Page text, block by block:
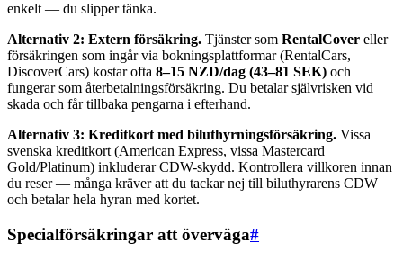
enkelt — du slipper tänka.
Alternativ 2: Extern försäkring. Tjänster som RentalCover eller
försäkringen som ingår via bokningsplattformar (RentalCars,
DiscoverCars) kostar ofta 8–15 NZD/dag (43–81 SEK) och
fungerar som återbetalningsförsäkring. Du betalar självrisken vid
skada och får tillbaka pengarna i efterhand.
Alternativ 3: Kreditkort med biluthyrningsförsäkring. Vissa
svenska kreditkort (American Express, vissa Mastercard
Gold/Platinum) inkluderar CDW-skydd. Kontrollera villkoren innan
du reser — många kräver att du tackar nej till biluthyrarens CDW
och betalar hela hyran med kortet.
Specialförsäkringar att överväga#